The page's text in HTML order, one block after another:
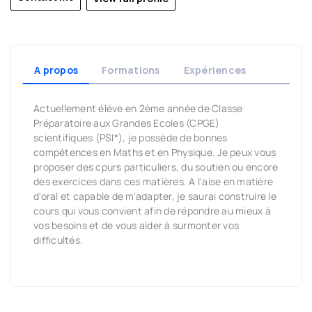
A propos Formations Expériences
Actuellement élève en 2ème année de Classe
Préparatoire aux Grandes Ecoles (CPGE)
scientifiques (PSI*), je possède de bonnes
compétences en Maths et en Physique. Je peux vous
proposer des cpurs particuliers, du soutien ou encore
des exercices dans ces matières. A l'aise en matière
d'oral et capable de m'adapter, je saurai construire le
cours qui vous convient afin de répondre au mieux à
vos besoins et de vous aider à surmonter vos
difficultés.